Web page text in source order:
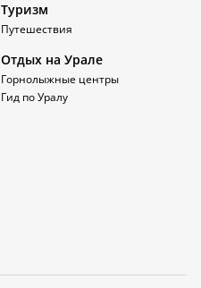
Туризм
Путешествия
Отдых на Урале
Горнолыжные центры
Гид по Уралу